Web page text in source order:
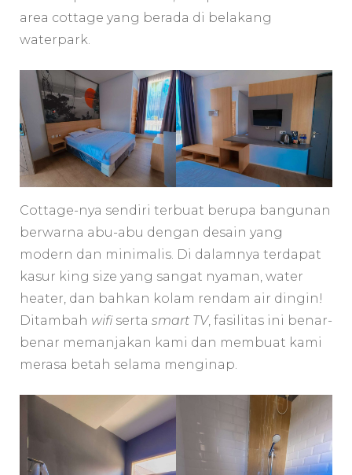
area cottage yang berada di belakang
waterpark.
Cottage-nya sendiri terbuat berupa bangunan
berwarna abu-abu dengan desain yang
modern dan minimalis. Di dalamnya terdapat
kasur king size yang sangat nyaman, water
heater, dan bahkan kolam rendam air dingin!
Ditambah wifi serta smart TV, fasilitas ini benar-
benar memanjakan kami dan membuat kami
merasa betah selama menginap.